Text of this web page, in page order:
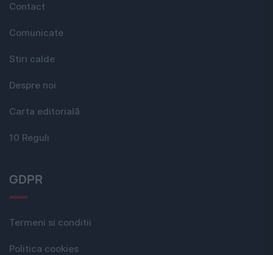
Contact
Comunicate
Stiri calde
Despre noi
Carta editorială
10 Reguli
GDPR
Termeni si conditii
Politica cookies